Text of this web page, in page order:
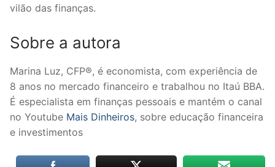
vilão das finanças.
Sobre a autora
Marina Luz, CFP®, é economista, com experiência de
8 anos no mercado financeiro e trabalhou no Itaú BBA.
É especialista em finanças pessoais e mantém o canal
no Youtube Mais Dinheiros, sobre educação financeira
e investimentos